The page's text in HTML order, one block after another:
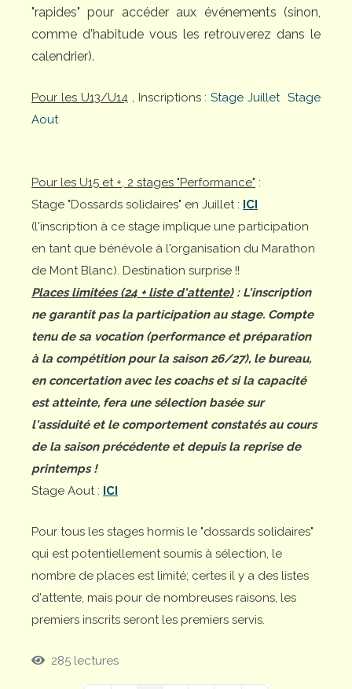
"rapides" pour accéder aux événements (sinon,
comme d'habitude vous les retrouverez dans le
calendrier).
Pour les U13/U14, Inscriptions :Stage Juillet Stage
Aout
Pour les U15 et +, 2 stages "Performance" :
Stage "Dossards solidaires" en Juillet : ICI
(l'inscription à ce stage implique une participation
en tant que bénévole à l'organisation du Marathon
de Mont Blanc). Destination surprise !!
Places limitées (24 + liste d'attente): L'inscription
ne garantit pas la participation au stage. Compte
tenu de sa vocation (performance et préparation
à la compétition pour la saison 26/27), le bureau,
en concertation avec les coachs et si la capacité
est atteinte, fera une sélection basée sur
l'assiduité et le comportement constatés au cours
de la saison précédente et depuis la reprise de
printemps !
Stage Aout : ICI
Pour tous les stages hormis le "dossards solidaires"
qui est potentiellement soumis à sélection, le
nombre de places est limité; certes il y a des listes
d'attente, mais pour de nombreuses raisons, les
premiers inscrits seront les premiers servis.
285 lectures